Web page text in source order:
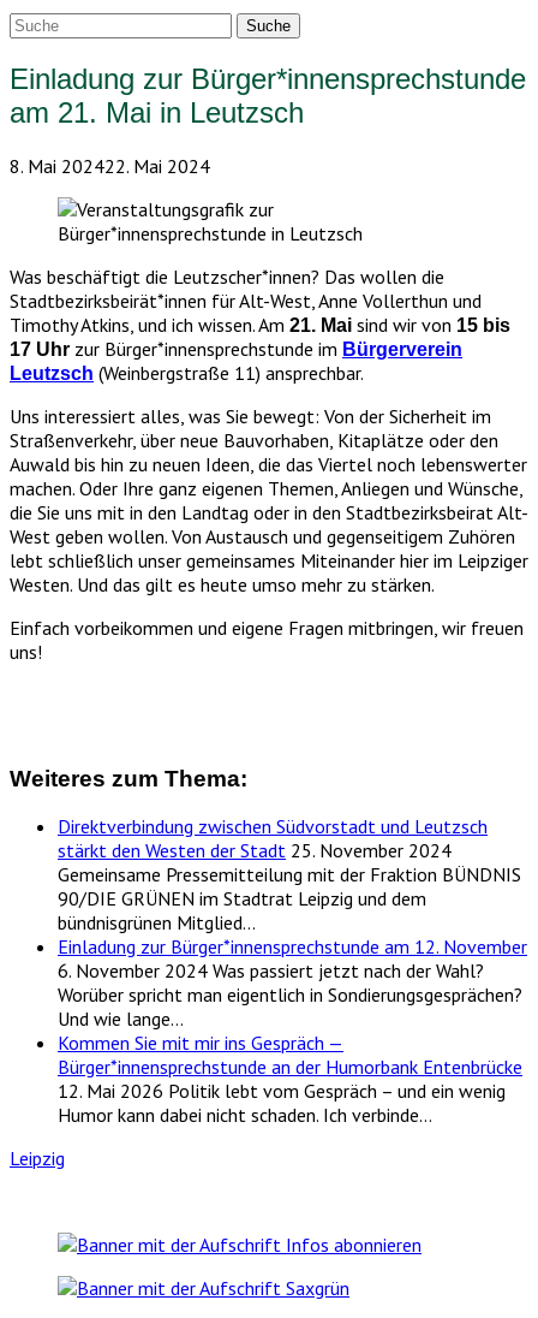
Einladung zur Bürger*innensprechstunde
am 21. Mai in Leutzsch
8. Mai 202422. Mai 2024
Was beschäftigt die Leutzscher*innen? Das wollen die
Stadtbezirksbeirät*innen für Alt-West, Anne Vollerthun und
Timothy Atkins, und ich wissen. Am 21. Mai sind wir von 15 bis
17 Uhr zur Bürger*innensprechstunde im Bürgerverein
Leutzsch (Weinbergstraße 11) ansprechbar.
Uns interessiert alles, was Sie bewegt: Von der Sicherheit im
Straßenverkehr, über neue Bauvorhaben, Kitaplätze oder den
Auwald bis hin zu neuen Ideen, die das Viertel noch lebenswerter
machen. Oder Ihre ganz eigenen Themen, Anliegen und Wünsche,
die Sie uns mit in den Landtag oder in den Stadtbezirksbeirat Alt-
West geben wollen. Von Austausch und gegenseitigem Zuhören
lebt schließlich unser gemeinsames Miteinander hier im Leipziger
Westen. Und das gilt es heute umso mehr zu stärken.
Einfach vorbeikommen und eigene Fragen mitbringen, wir freuen
uns!
Weiteres zum Thema:
Direktverbindung zwischen Südvorstadt und Leutzsch
stärkt den Westen der Stadt 25. November 2024
Gemeinsame Pressemitteilung mit der Fraktion BÜNDNIS
90/DIE GRÜNEN im Stadtrat Leipzig und dem
bündnisgrünen Mitglied…
Einladung zur Bürger*innensprechstunde am 12. November
6. November 2024 Was passiert jetzt nach der Wahl?
Worüber spricht man eigentlich in Sondierungsgesprächen?
Und wie lange…
Kommen Sie mit mir ins Gespräch —
Bürger*innensprechstunde an der Humorbank Entenbrücke
12. Mai 2026 Politik lebt vom Gespräch – und ein wenig
Humor kann dabei nicht schaden. Ich verbinde…
Leipzig